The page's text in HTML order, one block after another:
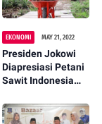
EKONOMI MAY 21, 2022
Presiden Jokowi
Diapresiasi Petani
Sawit Indonesia
Larangan Ekspor